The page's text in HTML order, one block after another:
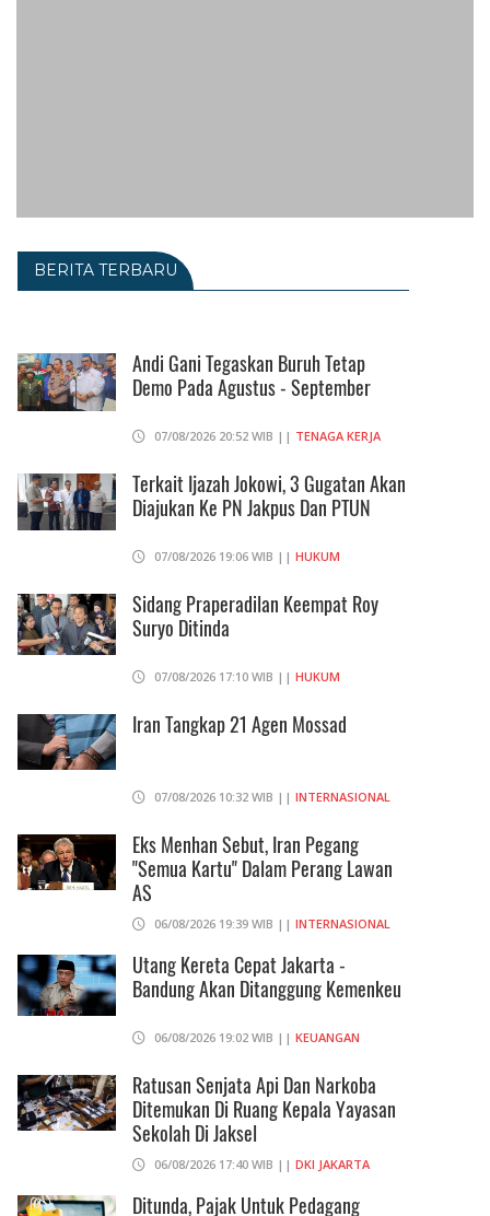
BERITA TERBARU
Andi Gani Tegaskan Buruh Tetap
Demo Pada Agustus - September
07/08/2026 20:52 WIB || TENAGA KERJA
Terkait Ijazah Jokowi, 3 Gugatan Akan
Diajukan Ke PN Jakpus Dan PTUN
07/08/2026 19:06 WIB || HUKUM
Sidang Praperadilan Keempat Roy
Suryo Ditinda
07/08/2026 17:10 WIB || HUKUM
Iran Tangkap 21 Agen Mossad
07/08/2026 10:32 WIB || INTERNASIONAL
Eks Menhan Sebut, Iran Pegang
"Semua Kartu" Dalam Perang Lawan
AS
06/08/2026 19:39 WIB || INTERNASIONAL
Utang Kereta Cepat Jakarta -
Bandung Akan Ditanggung Kemenkeu
06/08/2026 19:02 WIB || KEUANGAN
Ratusan Senjata Api Dan Narkoba
Ditemukan Di Ruang Kepala Yayasan
Sekolah Di Jaksel
06/08/2026 17:40 WIB || DKI JAKARTA
Ditunda, Pajak Untuk Pedagang